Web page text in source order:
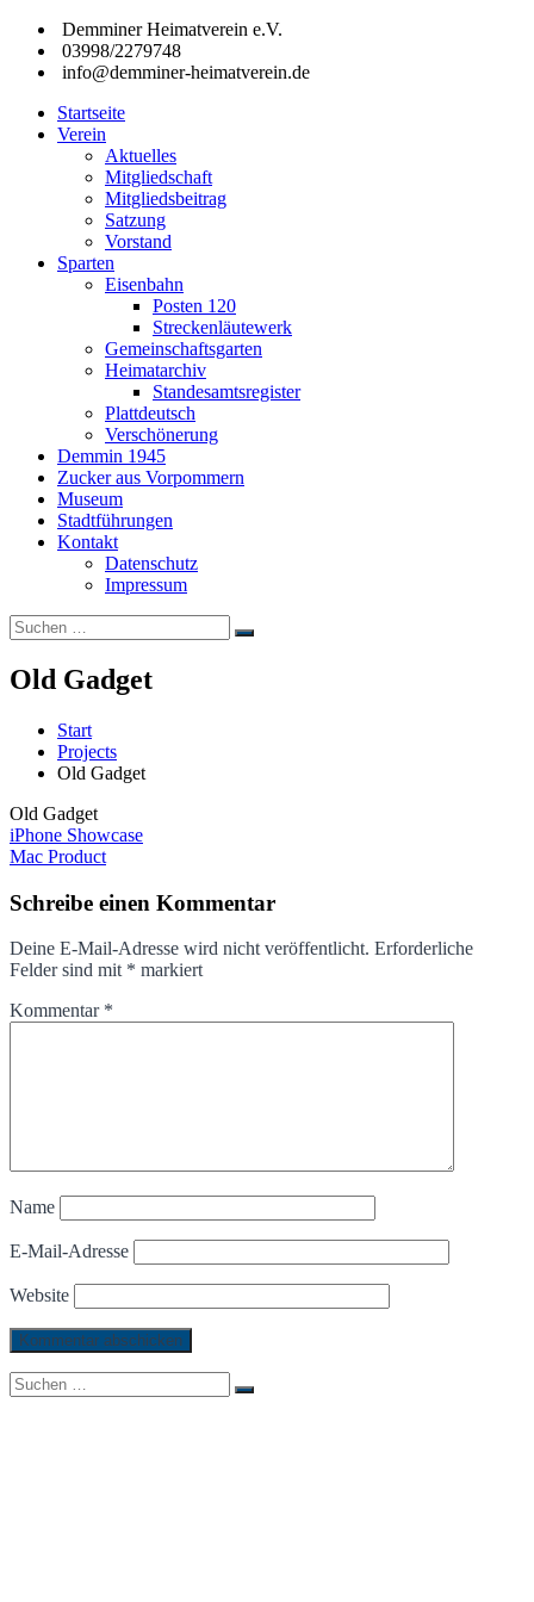
Zum
Inhalt
springen
Demminer Heimatverein e.V.
03998/2279748
info@demminer-heimatverein.de
Demminer
Heimatverein
Förderung
Heimatkunde
Heimatpflege
Hansestadt
umliegenden
Startseite
Verein
Aktuelles
Mitgliedschaft
Mitgliedsbeitrag
Satzung
Vorstand
Sparten
Eisenbahn
Posten 120
Streckenläutewerk
Gemeinschaftsgarten
Heimatarchiv
Standesamtsregister
Plattdeutsch
Verschönerung
Demmin 1945
Zucker aus Vorpommern
Museum
Stadtführungen
Kontakt
Datenschutz
Impressum
Suchen
nach:
Suchen
Old Gadget
Start
Projects
Old Gadget
Old Gadget
Beitragsnavigation
iPhone Showcase
Mac Product
Schreibe einen Kommentar
Deine E-Mail-Adresse wird nicht veröffentlicht. Erforderliche
Felder sind mit * markiert
Kommentar *
Name
E-Mail-Adresse
Website
Suchen
nach:
Suchen